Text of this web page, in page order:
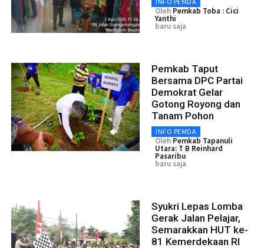
Oleh Pemkab Toba : Cici
Yanthi
baru saja
Pemkab Taput
Bersama DPC Partai
Demokrat Gelar
Gotong Royong dan
Tanam Pohon
INFO PEMDA
Oleh Pemkab Tapanuli
Utara: T B Reinhard
Pasaribu
baru saja
Syukri Lepas Lomba
Gerak Jalan Pelajar,
Semarakkan HUT ke-
81 Kemerdekaan RI